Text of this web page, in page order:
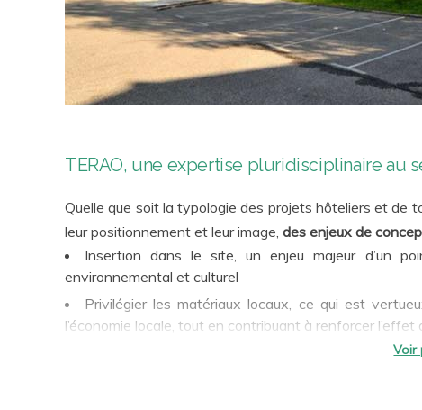
TERAO, une expertise pluridisciplinaire au
Quelle que soit la typologie des projets hôteliers et de
leur positionnement et leur image, des enjeux de
Insertion dans le site, un enjeu majeur d’un
environnemental et culturel
Privilégier les matériaux locaux, ce qui est
l’économie locale, tout en contribuant à renforcer
Effectuer des choix des matériaux, de traitements